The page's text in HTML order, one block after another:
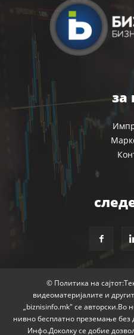
за
© Политика на
видеоматеријалите и
„biznisinfo.mk" се авторски.Во
нивно бесплатно преземање без
Инфо.Доколку се добие